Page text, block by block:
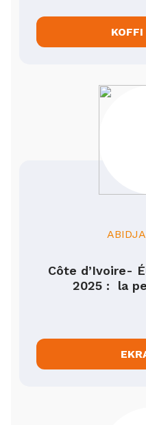
Côte d’Ivoire-
2025 :  la